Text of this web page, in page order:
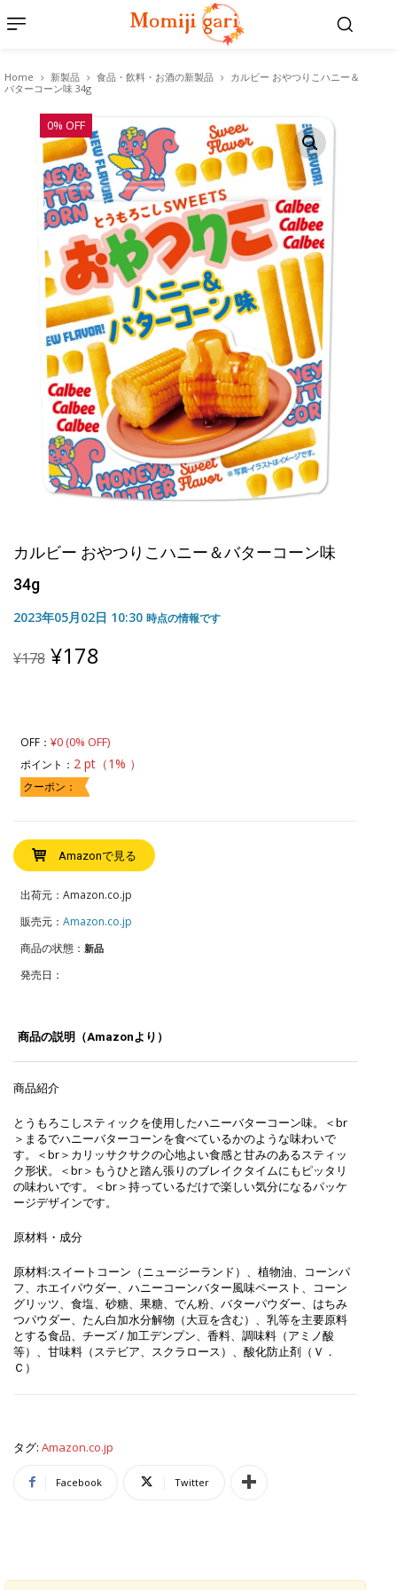
Home 新製品 食品・飲料・お酒の新製品
カルビー おやつりこハニー＆
バターコーン味 34g
0% OFF
カルビー おやつりこハニー＆バターコーン味
34g
2023年05月02日 10:30 時点の情報です
¥178 Original
price
¥178
OFF： ¥0 (0% OFF)
ポイント： 2 pt（1% ）
クーポン：
Amazonで見る
出荷元：Amazon.co.jp
販売元： Amazon.co.jp
商品の状態： 新品
発売日：
商品の説明（Amazonより）
商品紹介
とうもろこしスティックを使用したハニーバターコーン味。＜br
＞まるでハニーバターコーンを食べているかのような味わいで
す。＜br＞カリッサクサクの心地よい食感と甘みのあるスティッ
ク形状。＜br＞もうひと踏ん張りのブレイクタイムにもピッタリ
の味わいです。＜br＞持っているだけで楽しい気分になるパッケ
ージデザインです。
原材料・成分
原材料:スイートコーン（ニュージーランド）、植物油、コーンパ
フ、ホエイパウダー、ハニーコーンバター風味ペースト、コーン
グリッツ、食塩、砂糖、果糖、でん粉、バターパウダー、はちみ
つパウダー、たん白加水分解物（大豆を含む）、乳等を主要原料
とする食品、チーズ / 加工デンプン、香料、調味料（アミノ酸
等）、甘味料（ステビア、スクラロース）、酸化防止剤（Ｖ．
Ｃ）
タグ: Amazon.co.jp
Facebook Twitter